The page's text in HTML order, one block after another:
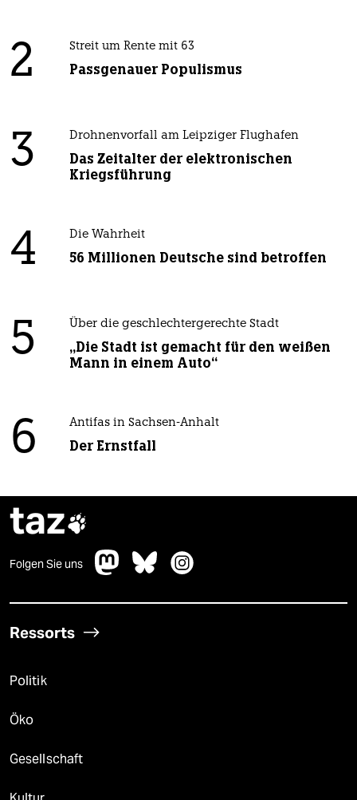
2 Streit um Rente mit 63
Passgenauer Populismus
3 Drohnenvorfall am Leipziger Flughafen
Das Zeitalter der elektronischen
Kriegsführung
4 Die Wahrheit
56 Millionen Deutsche sind betroffen
5 Über die geschlechtergerechte Stadt
„Die Stadt ist gemacht für den weißen
Mann in einem Auto“
6 Antifas in Sachsen-Anhalt
Der Ernstfall
taz
Folgen Sie uns
Ressorts
Politik
Öko
Gesellschaft